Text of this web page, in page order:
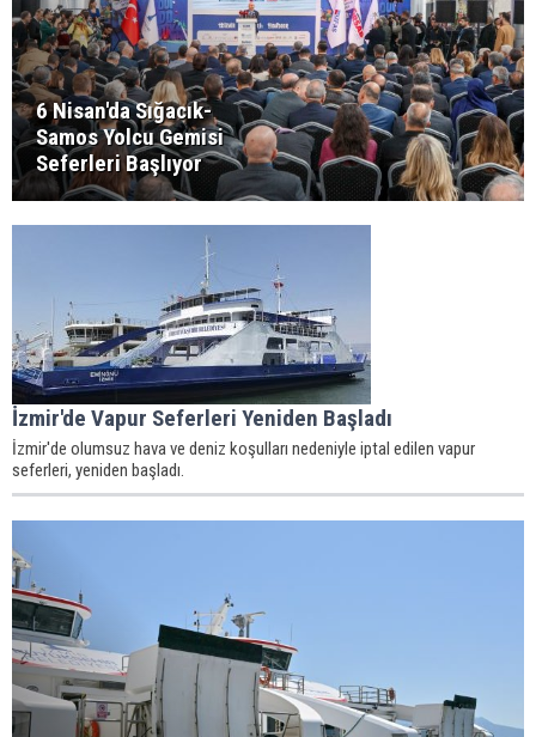
6 Nisan'da Sığacık-
Samos Yolcu Gemisi
Seferleri Başlıyor
İzmir'de Vapur Seferleri Yeniden Başladı
İzmir'de olumsuz hava ve deniz koşulları nedeniyle iptal edilen vapur
seferleri, yeniden başladı.